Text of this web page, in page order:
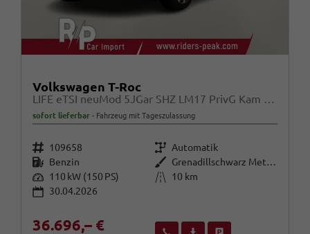
Volkswagen T-Roc
sofort lieferbar Fahrzeug mit Tageszulassung
Fahrzeugnr. 109658 Getriebe Automatik
Kraftstoff Benzin Außenfarbe
Grenadillschwarz Metallic
Leistung 110 kW (150 PS) Kilometerstand
10 km
30.04.2026
36.696,– € Wir rufen Sie anFahrzeugexposé (PDF)